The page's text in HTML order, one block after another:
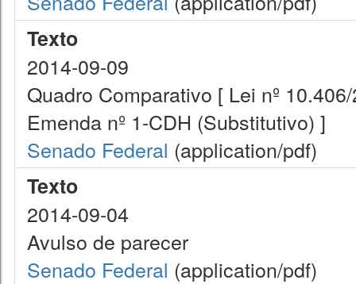
Texto
2014-09-09
Quadro Comparativo [ Lei nº
Emenda nº 1-CDH (Substitutivo) ]
Senado Federal (application/pdf)
Texto
2014-09-04
Avulso de parecer
Senado Federal (application/pdf)